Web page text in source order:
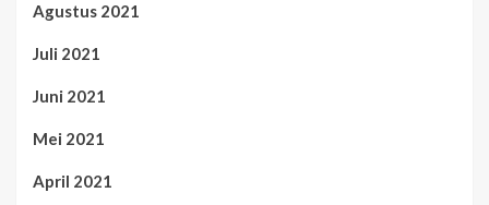
Agustus 2021
Juli 2021
Juni 2021
Mei 2021
April 2021